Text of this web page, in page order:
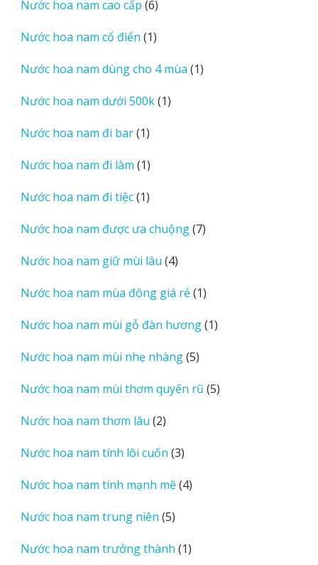
phẩm
Nước hoa nam cao cấp 66
phẩm
Nước hoa nam cổ điển 11
phẩm
Nước hoa nam dùng cho 4 mùa 11
Nước hoa nam dưới 500k 11
Nước hoa nam đi bar 11
phẩm
Nước hoa nam đi làm 11
phẩm
Nước hoa nam đi tiệc 11
phẩm
Nước hoa nam được ưa chuộng 77
Nước hoa nam giữ mùi lâu 44
phẩm
Nước hoa nam mùa đông giá rẻ 11
phẩm
Nước hoa nam mùi gỗ đàn hương 11
Nước hoa nam mùi nhẹ nhàng 55
phẩm
Nước hoa nam mùi thơm quyến rũ 55
Nước hoa nam thơm lâu 22
phẩm
Nước hoa nam tính lôi cuốn 33
phẩm
Nước hoa nam tính mạnh mẽ 44
Nước hoa nam trung niên 55
phẩm
Nước hoa nam trưởng thành 11